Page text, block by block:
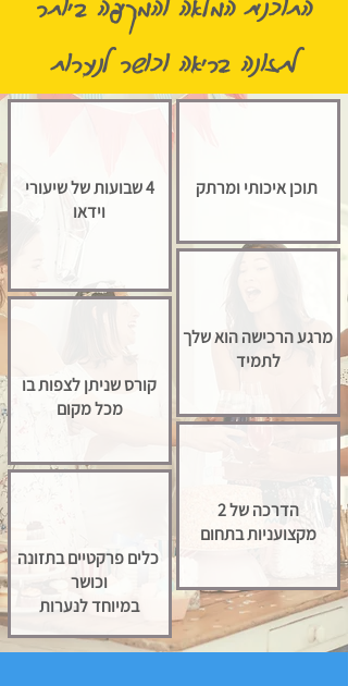
לתזונה בריאה וכושר לנערות
4 שבועות של שיעורי
וידאו
קורס שניתן לצפות בו
מכל מקום
כלים פרקטיים בתזונה
וכושר
במיוחד לנערות
תוכן איכותי ומרתק
מרגע הרכישה הוא שלך
לתמיד
הדרכה של 2
מקצועניות בתחום